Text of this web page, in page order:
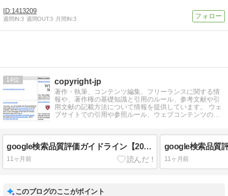
1413209
週間IN:3 週間OUT:3 月間IN:3
14 copyright-jp
著作・執筆、コンテンツ編集、フリーランスに関する情
報や、著作権の基礎知識と引用のルール、参考文献や引
用文献の記載方法について情報を提供しています。 ウェ
ブサイトでの引用や参照ルール、ウェブコンテンツの制
google検索品質評価ガイドライン【2025年9月 日本語訳】（６）NeedsMet評価ガイドライン
11ヶ月前 11ヶ月前
このブログのここがポイント